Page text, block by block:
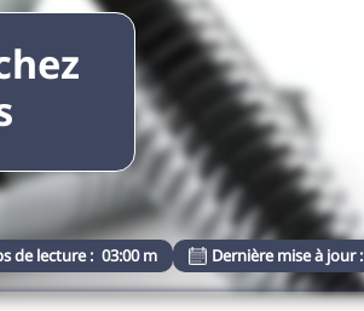
de lecture : 03:00 m Dernière mise à jour :